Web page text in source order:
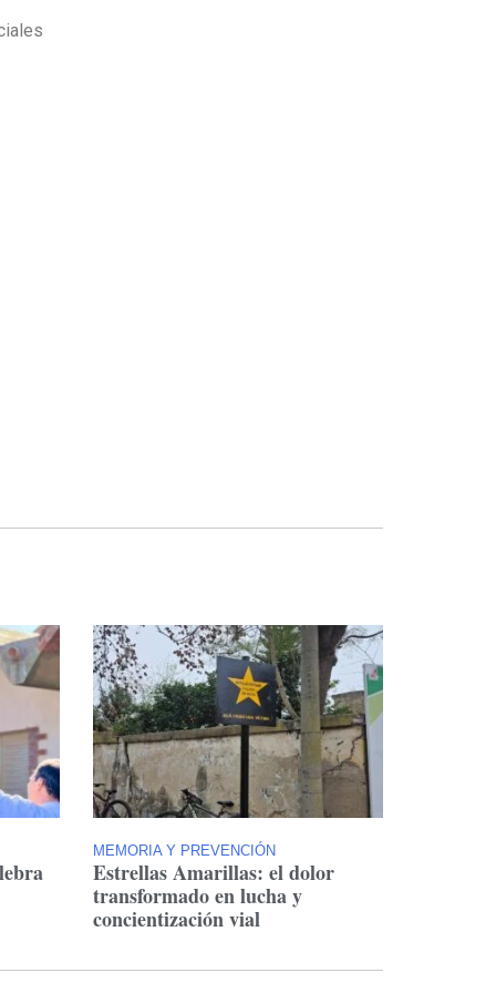
MEMORIA Y PREVENCIÓN
Estrellas Amarillas: el dolor
transformado en lucha y
concientización vial